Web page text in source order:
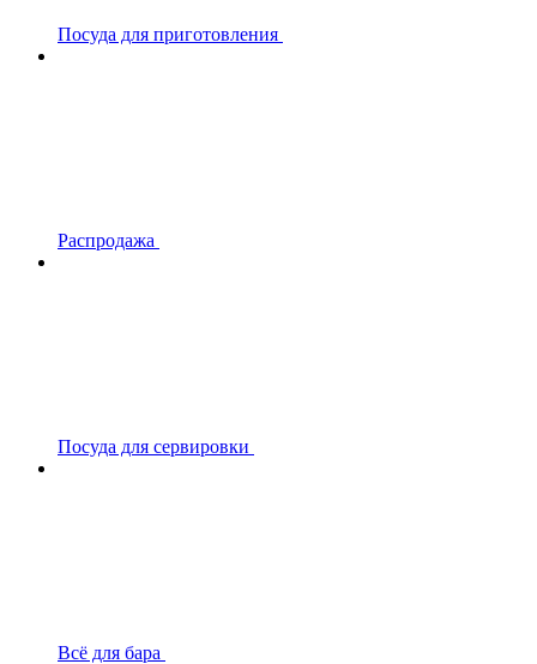
Посуда для приготовления
Распродажа
Посуда для сервировки
Всё для бара